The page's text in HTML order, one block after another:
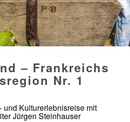
– Frankreichs
Nr. 1
und Kulturerlebnisreise mit
Jürgen Steinhauser